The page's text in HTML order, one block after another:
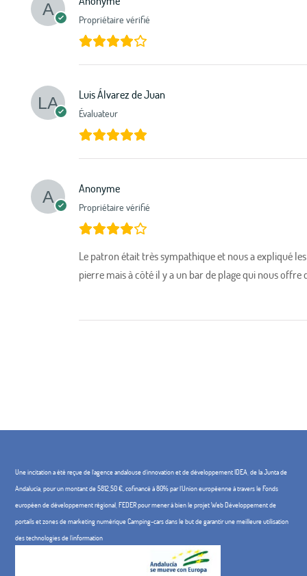
Propriétaire vérifié
Luis Álvarez de Juan
Évaluateur
Anonyme
Propriétaire vérifié
Le patron était très sympathique et nous a expliqué
pierre mais à côté il y a un bar de plage qui nous
Une incitation a été reçue de l'agence andalouse d'innovation et de développement IDEA, de la Junta de
Andalucía, pour un montant de 5812,50 €, cofinancé à 80% par l'Union européenne à travers le Fonds
européen de développement régional, FEDER pour mener à bien le projet Web Développement de
portails et zones de marketing numérique Camping-cars dans le but de garantir une meilleure utilisation
des technologies de l'information